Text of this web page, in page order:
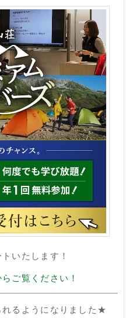
いたします！
ご覧ください！
るようになりました★